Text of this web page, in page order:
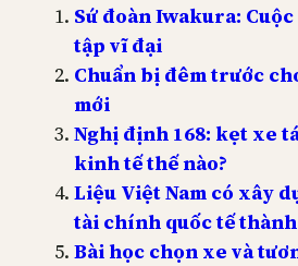
Sứ đoàn Iwakura:
tập vĩ đại
Chuẩn bị đêm trước
mới
Nghị định 168: kẹt xe
kinh tế thế nào?
Liệu Việt Nam có xây
tài chính quốc tế thành
Bài học chọn xe và